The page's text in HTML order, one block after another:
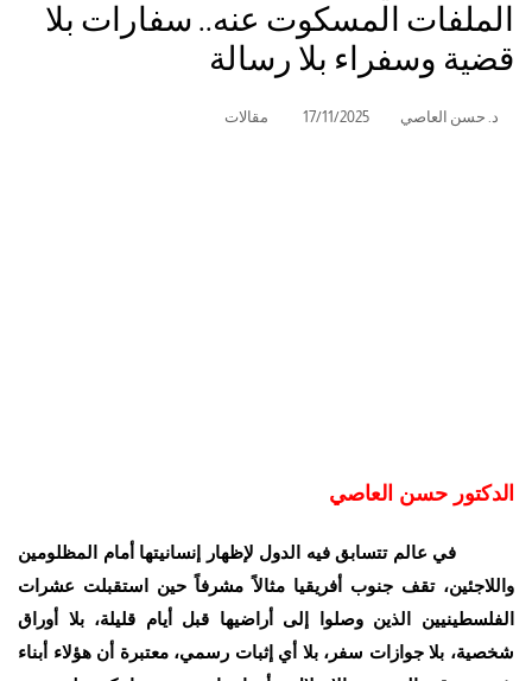
الملفات المسكوت عنه.. سفارات بلا
قضية وسفراء بلا رسالة
د. حسن العاصي 17/11/2025 مقالات
الدكتور حسن العاصي
في عالم تتسابق فيه الدول لإظهار إنسانيتها أمام
المظلومين واللاجئين، تقف جنوب أفريقيا مثالاً مشرفاً حين
استقبلت عشرات الفلسطينيين الذين وصلوا إلى أراضيها قبل أيام
قليلة، بلا أوراق شخصية، بلا جوازات سفر، بلا أي إثبات رسمي،